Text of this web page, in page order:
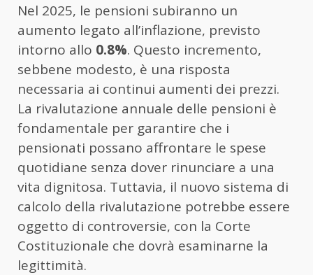
Nel 2025, le pensioni subiranno un
aumento legato all’inflazione, previsto
intorno allo 0.8%. Questo incremento,
sebbene modesto, è una risposta
necessaria ai continui aumenti dei prezzi.
La rivalutazione annuale delle pensioni è
fondamentale per garantire che i
pensionati possano affrontare le spese
quotidiane senza dover rinunciare a una
vita dignitosa. Tuttavia, il nuovo sistema di
calcolo della rivalutazione potrebbe essere
oggetto di controversie, con la Corte
Costituzionale che dovrà esaminarne la
legittimità.